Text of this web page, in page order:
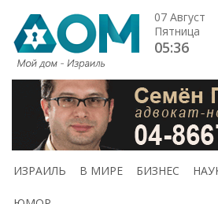
07 Август
Пятница
05:36
ИЗРАИЛЬ В МИРЕ БИЗНЕС